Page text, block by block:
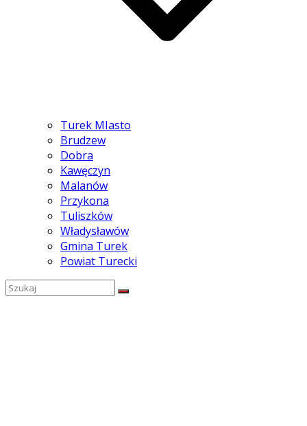
Turek MIasto
Brudzew
Dobra
Kawęczyn
Malanów
Przykona
Tuliszków
Władysławów
Gmina Turek
Powiat Turecki